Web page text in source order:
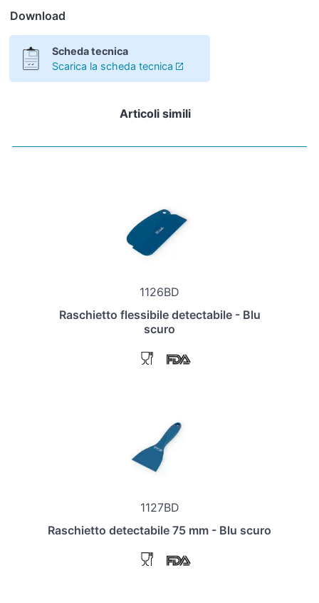
Download
Scheda tecnica
Scarica la scheda tecnica
Articoli simili
1126BD
Raschietto flessibile detectabile - Blu
scuro
1127BD
Raschietto detectabile 75 mm - Blu scuro